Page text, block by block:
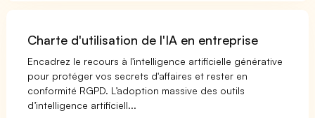
Charte d'utilisation de l'IA en entreprise
Encadrez le recours à l'intelligence artificielle générative
pour protéger vos secrets d'affaires et rester en
conformité RGPD. L’adoption massive des outils
d’intelligence artificiell...